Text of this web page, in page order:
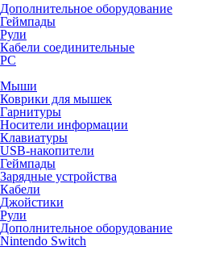
Дополнительное оборудование
Геймпады
Рули
Кабели соединительные
PC
Мыши
Коврики для мышек
Гарнитуры
Носители информации
Клавиатуры
USB-накопители
Геймпады
Зарядные устройства
Кабели
Джойстики
Рули
Дополнительное оборудование
Nintendo Switch